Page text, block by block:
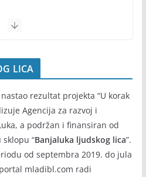
05/08/2026
LICA
rezultat projekta “U korak
Agencija za razvoj i
a podržan i finansiran od
“Banjaluka ljudskog lica”.
od septembra 2019. do jula
mladibl.com radi